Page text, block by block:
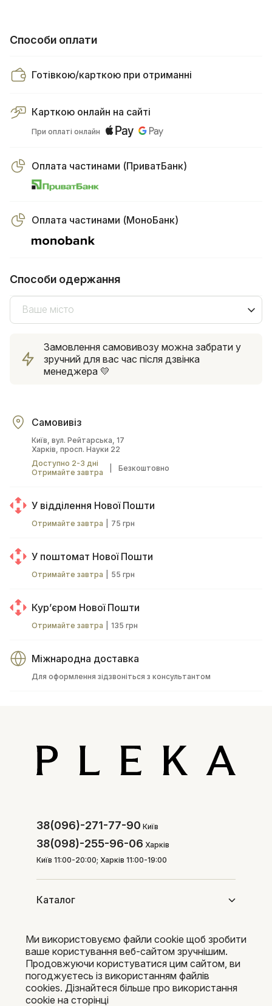
Способи оплати
Готівкою/карткою при отриманні
Карткою онлайн на сайті
При оплаті онлайн
Оплата частинами (ПриватБанк)
Оплата частинами (МоноБанк)
Способи одержання
Ваше місто
Замовлення самовивозу можна забрати у
зручний для вас час після дзвінка
менеджера 💛
Самовивіз
Київ, вул. Рейтарська, 17
Харків, просп. Науки 22
Доступно 2-3 дні
Отримайте завтра
Безкоштовно
У відділення Нової Пошти
Отримайте завтра 75 грн
У поштомат Нової Пошти
Отримайте завтра 55 грн
Курʼєром Нової Пошти
Отримайте завтра 135 грн
Міжнародна доставка
Для оформлення зідзвоніться з консультантом
38(096)-271-77-90 Київ
38(098)-255-96-06 Харків
Київ 11:00-20:00; Харків 11:00-19:00
Каталог
Покупцям
Pleka 2016-2026
Ми використовуємо файли cookie щоб зробити
ваше користування веб-сайтом зручнішим.
Продовжуючи користуватися цим сайтом, ви
погоджуєтесь із використанням файлів
cookies. Дізнайтеся більше про використання
cookie на сторінці